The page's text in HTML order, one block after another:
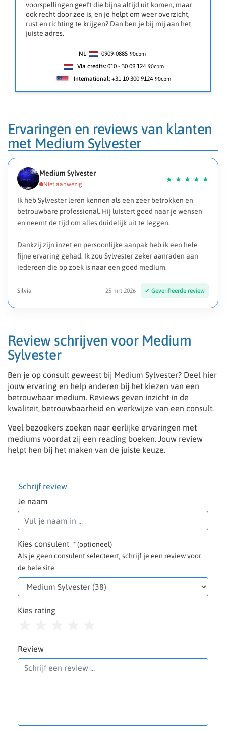
voorspellingen geeft die bijna altijd uit komen, maar
ook recht door zee is, en je helpt om weer overzicht,
rust en richting te krijgen? Dan ben je bij mij aan het
juiste adres.
NL 0909-0885 90cpm
Via credits: 010 - 30 09 124 90cpm
International: +31 10 300 9124 90cpm
Ervaringen en reviews van klanten
met Medium Sylvester
Medium Sylvester
Ik heb Sylvester leren kennen als een zeer betrokken en
betrouwbare professional. Hij luistert goed naar je wensen
en neemt de tijd om alles duidelijk uit te leggen.
Dankzij zijn inzet en persoonlijke aanpak heb ik een hele
fijne ervaring gehad. Ik zou Sylvester zeker aanraden aan
iedereen die op zoek is naar een goed medium.
Silvia 25 mrt 2026
Review schrijven voor Medium
Sylvester
Ben je op consult geweest bij Medium Sylvester? Deel hier
jouw ervaring en help anderen bij het kiezen van een
betrouwbaar medium. Reviews geven inzicht in de
kwaliteit, betrouwbaarheid en werkwijze van een consult.
Veel bezoekers zoeken naar eerlijke ervaringen met
mediums voordat zij een reading boeken. Jouw review
helpt hen bij het maken van de juiste keuze.
Schrijf review
Je naam
Kies consulent * (optioneel)
Als je geen consulent selecteert, schrijf je een review voor
de hele site.
Kies rating
Review